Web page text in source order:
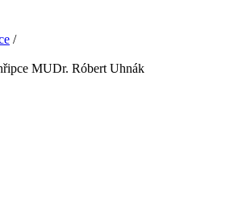
/
MUDr. Róbert Uhnák